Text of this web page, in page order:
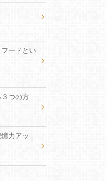
ードとい
つの方
力アッ